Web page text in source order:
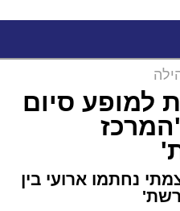
למופע סיום
נחתמו ארועי בין